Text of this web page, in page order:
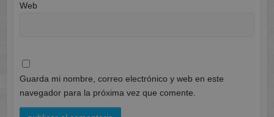
Web
Guarda mi nombre, correo electrónico y web en este
navegador para la próxima vez que comente.